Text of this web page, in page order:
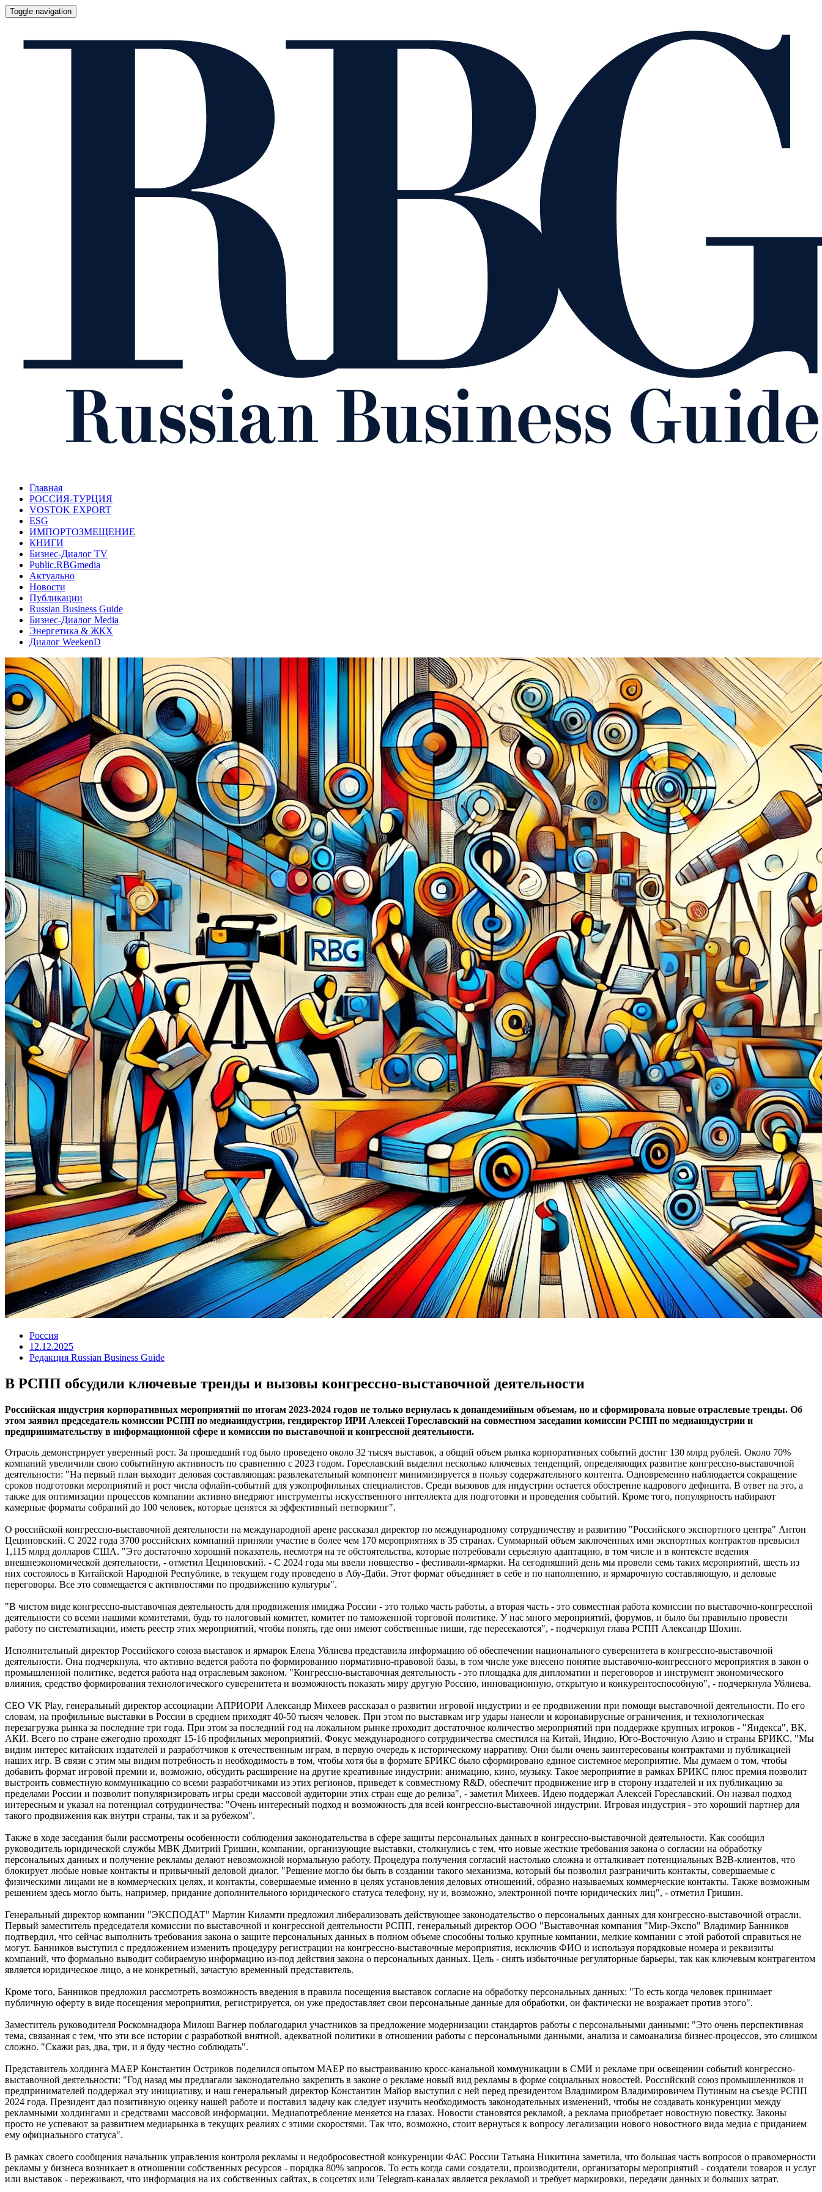
Toggle navigation
Главная
РОССИЯ-ТУРЦИЯ
VOSTOK EXPORT
ESG
ИМПОРТОЗМЕЩЕНИЕ
КНИГИ
Бизнес-Диалог TV
Public.RBGmedia
Актуально
Новости
Публикации
Russian Business Guide
Бизнес-Диалог Media
Энергетика & ЖКХ
Диалог WeekenD
Россия
12.12.2025
Редакция Russian Business Guide
В РСПП обсудили ключевые тренды и вызовы конгрессно-выставочной деятельности
Российская индустрия корпоративных мероприятий по итогам 2023-2024 годов не только вернулась к допандемийным объемам, но и сформировала новые отраслевые тренды. Об
этом заявил председатель комиссии РСПП по медиаиндустрии, гендиректор ИРИ Алексей Гореславский на совместном заседании комиссии РСПП по медиаиндустрии и
предпринимательству в информационной сфере и комиссии по выставочной и конгрессной деятельности.
Отрасль демонстрирует уверенный рост. За прошедший год было проведено около 32 тысяч выставок, а общий объем рынка корпоративных событий достиг 130 млрд рублей. Около 70%
компаний увеличили свою событийную активность по сравнению с 2023 годом. Гореславский выделил несколько ключевых тенденций, определяющих развитие конгрессно-выставочной
деятельности: "На первый план выходит деловая составляющая: развлекательный компонент минимизируется в пользу содержательного контента. Одновременно наблюдается сокращение
сроков подготовки мероприятий и рост числа офлайн-событий для узкопрофильных специалистов. Среди вызовов для индустрии остается обострение кадрового дефицита. В ответ на это, а
также для оптимизации процессов компании активно внедряют инструменты искусственного интеллекта для подготовки и проведения событий. Кроме того, популярность набирают
камерные форматы собраний до 100 человек, которые ценятся за эффективный нетворкинг".
О российской конгрессно-выставочной деятельности на международной арене рассказал директор по международному сотрудничеству и развитию "Российского экспортного центра" Антон
Цециновский. С 2022 года 3700 российских компаний приняли участие в более чем 170 мероприятиях в 35 странах. Суммарный объем заключенных ими экспортных контрактов превысил
1,115 млрд долларов США. "Это достаточно хороший показатель, несмотря на те обстоятельства, которые потребовали серьезную адаптацию, в том числе и в контексте ведения
внешнеэкономической деятельности, - отметил Цециновский. - С 2024 года мы ввели новшество - фестивали-ярмарки. На сегодняшний день мы провели семь таких мероприятий, шесть из
них состоялось в Китайской Народной Республике, в текущем году проведено в Абу-Даби. Этот формат объединяет в себе и по наполнению, и ярмарочную составляющую, и деловые
переговоры. Все это совмещается с активностями по продвижению культуры".
"В чистом виде конгрессно-выставочная деятельность для продвижения имиджа России - это только часть работы, а вторая часть - это совместная работа комиссии по выставочно-конгрессной
деятельности со всеми нашими комитетами, будь то налоговый комитет, комитет по таможенной торговой политике. У нас много мероприятий, форумов, и было бы правильно провести
работу по систематизации, иметь реестр этих мероприятий, чтобы понять, где они имеют собственные ниши, где пересекаются", - подчеркнул глава РСПП Александр Шохин.
Исполнительный директор Российского союза выставок и ярмарок Елена Ублиева представила информацию об обеспечении национального суверенитета в конгрессно-выставочной
деятельности. Она подчеркнула, что активно ведется работа по формированию нормативно-правовой базы, в том числе уже внесено понятие выставочно-конгрессного мероприятия в закон о
промышленной политике, ведется работа над отраслевым законом. "Конгрессно-выставочная деятельность - это площадка для дипломатии и переговоров и инструмент экономического
влияния, средство формирования технологического суверенитета и возможность показать миру другую Россию, инновационную, открытую и конкурентоспособную", - подчеркнула Ублиева.
CEO VK Play, генеральный директор ассоциации АПРИОРИ Александр Михеев рассказал о развитии игровой индустрии и ее продвижении при помощи выставочной деятельности. По его
словам, на профильные выставки в России в среднем приходят 40-50 тысяч человек. При этом по выставкам игр удары нанесли и коронавирусные ограничения, и технологическая
перезагрузка рынка за последние три года. При этом за последний год на локальном рынке проходит достаточное количество мероприятий при поддержке крупных игроков - "Яндекса", ВК,
АКИ. Всего по стране ежегодно проходят 15-16 профильных мероприятий. Фокус международного сотрудничества сместился на Китай, Индию, Юго-Восточную Азию и страны БРИКС. "Мы
видим интерес китайских издателей и разработчиков к отечественным играм, в первую очередь к историческому нарративу. Они были очень заинтересованы контрактами и публикацией
наших игр. В связи с этим мы видим потребность и необходимость в том, чтобы хотя бы в формате БРИКС было сформировано единое системное мероприятие. Мы думаем о том, чтобы
добавить формат игровой премии и, возможно, обсудить расширение на другие креативные индустрии: анимацию, кино, музыку. Такое мероприятие в рамках БРИКС плюс премия позволит
выстроить совместную коммуникацию со всеми разработчиками из этих регионов, приведет к совместному R&D, обеспечит продвижение игр в сторону издателей и их публикацию за
пределами России и позволит популяризировать игры среди массовой аудитории этих стран еще до релиза", - заметил Михеев. Идею поддержал Алексей Гореславский. Он назвал подход
интересным и указал на потенциал сотрудничества: "Очень интересный подход и возможность для всей конгрессно-выставочной индустрии. Игровая индустрия - это хороший партнер для
такого продвижения как внутри страны, так и за рубежом".
Также в ходе заседания были рассмотрены особенности соблюдения законодательства в сфере защиты персональных данных в конгрессно-выставочной деятельности. Как сообщил
руководитель юридической службы МВК Дмитрий Гришин, компании, организующие выставки, столкнулись с тем, что новые жесткие требования закона о согласии на обработку
персональных данных и получение рекламы делают невозможной нормальную работу. Процедура получения согласий настолько сложна и отталкивает потенциальных B2B-клиентов, что
блокирует любые новые контакты и привычный деловой диалог. "Решение могло бы быть в создании такого механизма, который бы позволил разграничить контакты, совершаемые с
физическими лицами не в коммерческих целях, и контакты, совершаемые именно в целях установления деловых отношений, образно называемых коммерческие контакты. Также возможным
решением здесь могло быть, например, придание дополнительного юридического статуса телефону, ну и, возможно, электронной почте юридических лиц", - отметил Гришин.
Генеральный директор компании "ЭКСПОДАТ" Мартин Киламти предложил либерализовать действующее законодательство о персональных данных для конгрессно-выставочной отрасли.
Первый заместитель председателя комиссии по выставочной и конгрессной деятельности РСПП, генеральный директор ООО "Выставочная компания "Мир-Экспо" Владимир Банников
подтвердил, что сейчас выполнить требования закона о защите персональных данных в полном объеме способны только крупные компании, мелкие компании с этой работой справиться не
могут. Банников выступил с предложением изменить процедуру регистрации на конгрессно-выставочные мероприятия, исключив ФИО и используя порядковые номера и реквизиты
компаний, что формально выводит собираемую информацию из-под действия закона о персональных данных. Цель - снять избыточные регуляторные барьеры, так как ключевым контрагентом
является юридическое лицо, а не конкретный, зачастую временный представитель.
Кроме того, Банников предложил рассмотреть возможность введения в правила посещения выставок согласие на обработку персональных данных: "То есть когда человек принимает
публичную оферту в виде посещения мероприятия, регистрируется, он уже предоставляет свои персональные данные для обработки, он фактически не возражает против этого".
Заместитель руководителя Роскомнадзора Милош Вагнер поблагодарил участников за предложение модернизации стандартов работы с персональными данными: "Это очень перспективная
тема, связанная с тем, что эти все истории с разработкой внятной, адекватной политики в отношении работы с персональными данными, анализа и самоанализа бизнес-процессов, это слишком
сложно. "Скажи раз, два, три, и я буду честно соблюдать".
Представитель холдинга МАЕР Константин Остриков поделился опытом МАЕР по выстраиванию кросс-канальной коммуникации в СМИ и рекламе при освещении событий конгрессно-
выставочной деятельности: "Год назад мы предлагали законодательно закрепить в законе о рекламе новый вид рекламы в форме социальных новостей. Российский союз промышленников и
предпринимателей поддержал эту инициативу, и наш генеральный директор Константин Майор выступил с ней перед президентом Владимиром Владимировичем Путиным на съезде РСПП
2024 года. Президент дал позитивную оценку нашей работе и поставил задачу как следует изучить необходимость законодательных изменений, чтобы не создавать конкуренции между
рекламными холдингами и средствами массовой информации. Медиапотребление меняется на глазах. Новости становятся рекламой, а реклама приобретает новостную повестку. Законы
просто не успевают за развитием медиарынка в текущих реалиях с этими скоростями. Так что, возможно, стоит вернуться к вопросу легализации нового новостного вида медиа с приданием
ему официального статуса".
В рамках своего сообщения начальник управления контроля рекламы и недобросовестной конкуренции ФАС России Татьяна Никитина заметила, что большая часть вопросов о правомерности
рекламы у бизнеса возникает в отношении собственных ресурсов - порядка 80% запросов. То есть когда сами создатели, производители, организаторы мероприятий - создатели товаров и услуг
или выставок - переживают, что информация на их собственных сайтах, в соцсетях или Telegram-каналах является рекламой и требует маркировки, передачи данных и больших затрат.